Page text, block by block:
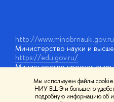
Мы используем файлы
НИУ ВШЭ и большего
подробную информацию об
http://
Министерство науки и
https://edu.gov.ru/
Министерство
https://elearning.hse.ru/mooc
Массовые открытые